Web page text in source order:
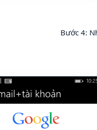
Bước 4: